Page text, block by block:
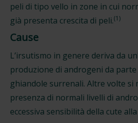
peli di tipo vello in zone in cui
già presenta crescita di peli.(1)
Cause
L’irsutismo in genere deriva da
produzione di androgeni da parte
ghiandole surrenali. Altre volte si
presenza di normali livelli di
eccessiva sensibilità della cute